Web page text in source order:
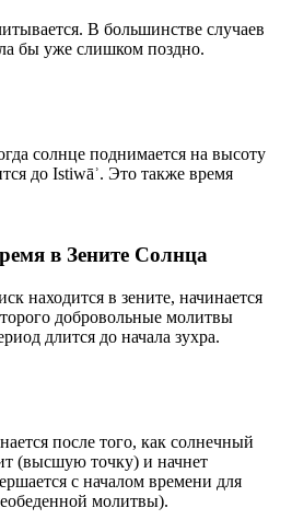
В большинстве случаев
бы уже слишком поздно.
солнце поднимается на высоту
до Istiwāʾ. Это также время
в Зените Солнца
находится в зените, начинается
добровольные молитвы
длится до начала зухра.
после того, как солнечный
(высшую точку) и начнет
с началом времени для
молитвы).